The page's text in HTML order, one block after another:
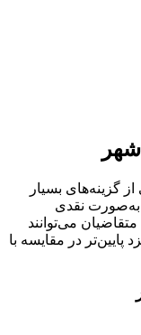
گزینه‌های بسیار
نقدی
متقاضیان می‌توانند
پایین‌تر در مقایسه با